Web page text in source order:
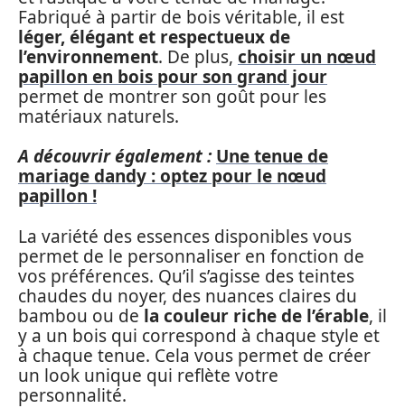
Fabriqué à partir de bois véritable, il est
léger, élégant et respectueux de
l’environnement. De plus, choisir un nœud
papillon en bois pour son grand jour
permet de montrer son goût pour les
matériaux naturels.
A découvrir également : Une tenue de
mariage dandy : optez pour le nœud
papillon !
La variété des essences disponibles vous
permet de le personnaliser en fonction de
vos préférences. Qu’il s’agisse des teintes
chaudes du noyer, des nuances claires du
bambou ou de la couleur riche de l’érable, il
y a un bois qui correspond à chaque style et
à chaque tenue. Cela vous permet de créer
un look unique qui reflète votre
personnalité.